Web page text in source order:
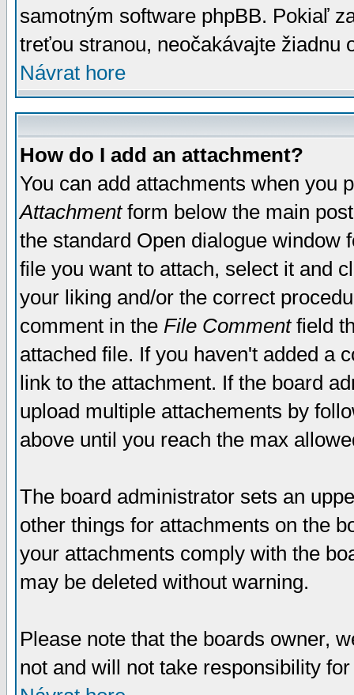
samotným software phpBB. Pokiaľ
treťou stranou, neočakávajte žiadnu
Návrat hore
How do I add an attachment?
You can add attachments when you
Attachmentform below the main
the standard Open dialogue window
file you want to attach, select it and
your liking and/or the correct
comment in the File Commentfield
attached file. If you haven't added a
link to the attachment. If the board
upload multiple attachements by
above until you reach the max
The board administrator sets an
other things for attachments on the
your attachments comply with the
may be deleted without warning.
Please note that the boards owner,
not and will not take responsibility